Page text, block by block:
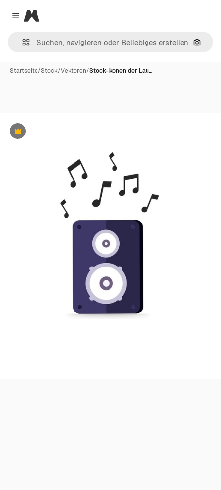
Close menu
Magnific
Nach
Startseite/Stock/Vektoren/Stock-Ikonen der Lau…
Premium